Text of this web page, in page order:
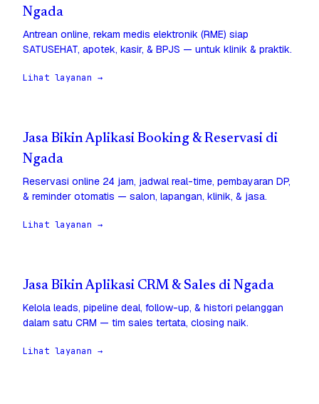
Ngada
Antrean online, rekam medis elektronik (RME) siap
SATUSEHAT, apotek, kasir, & BPJS — untuk klinik & praktik.
Lihat layanan →
Jasa Bikin Aplikasi Booking & Reservasi di
Ngada
Reservasi online 24 jam, jadwal real-time, pembayaran DP,
& reminder otomatis — salon, lapangan, klinik, & jasa.
Lihat layanan →
Jasa Bikin Aplikasi CRM & Sales di Ngada
Kelola leads, pipeline deal, follow-up, & histori pelanggan
dalam satu CRM — tim sales tertata, closing naik.
Lihat layanan →